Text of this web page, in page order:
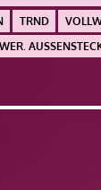
TRND